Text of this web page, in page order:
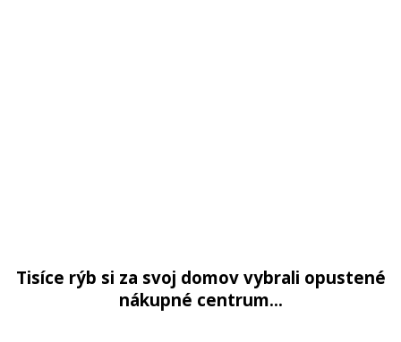
Tisíce rýb si za svoj domov vybrali opustené
nákupné centrum…